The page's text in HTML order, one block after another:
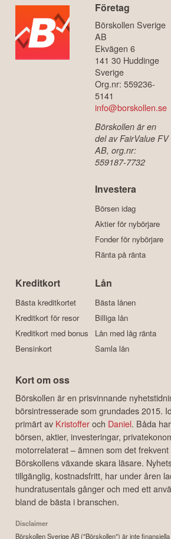
Företag
Börskollen Sverige
AB
Ekvägen 6
141 30 Huddinge
Sverige
Org.nr: 559236-
5141
info@borskollen.se
Börskollen är en
del av FairValue FV
AB, org.nr:
559187-7732
Investera
Börsen idag
Aktier för nybörjare
Fonder för nybörjare
Ränta på ränta
Kreditkort
Bästa kreditkortet
Kreditkort för resor
Kreditkort med bonus
Bensinkort
Lån
Bästa lånen
Billiga lån
Lån med låg ränta
Samla lån
Kort om oss
Börskollen är en prisvinnande
börsintresserade som grundades 2015.
primärt av Kristofferoch Daniel. Båda
börsen, aktier, investeringar,
motorrelaterat – ämnen som det
Börskollens växande skara läsare.
tillgänglig, kostnadsfritt, har under åren
hundratusentals gånger och med ett
bland de bästa i branschen.
Disclaimer
Börskollen Sverige AB ("Börskollen") är inte